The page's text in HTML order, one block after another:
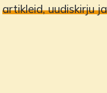
artikleid,uudiskirjuja